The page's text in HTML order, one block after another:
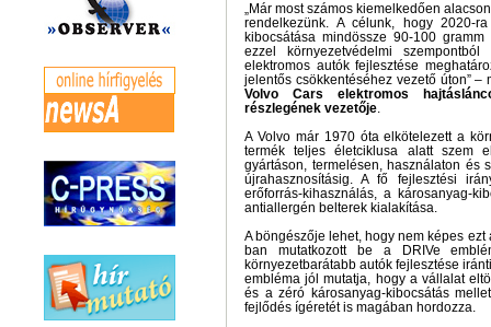
„Már most számos kiemelkedően
rendelkezünk. A célunk, hogy 2020-
kibocsátása mindössze 90-100
ezzel környezetvédelmi
elektromos autók fejlesztése
jelentős csökkentéséhez vezető úton” –
Volvo Cars elektromos
részlegének vezetője.
A Volvo már 1970 óta elkötelezett a
termék teljes életciklusa alatt szem
gyártáson, termelésen, használaton és
újrahasznosításig. A fő fejlesztési
erőforrás-kihasználás, a károsanyag-
antiallergén belterek kialakítása.
A böngészője lehet, hogy nem képes
ban mutatkozott be a DRIVe
környezetbarátabb autók fejlesztése
embléma jól mutatja, hogy a vállalat
és a zéró károsanyag-kibocsátás
fejlődés ígéretét is magában hordozza.